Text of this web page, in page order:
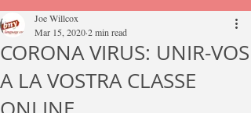
CORONA VIRUS: UNIR-VOS
A LA VOSTRA CLASSE
Joe Willcox
Mar 15, 20202 min read